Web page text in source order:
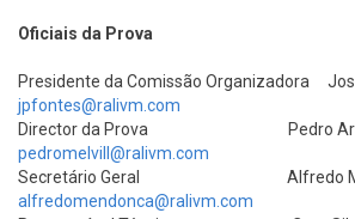
Oficiais da Prova
Presidente da Comissão Organizadora
jpfontes@ralivm.com
Director da Prova Pedro
pedromelvill@ralivm.com
Secretário Geral Alfredo
alfredomendonca@ralivm.com